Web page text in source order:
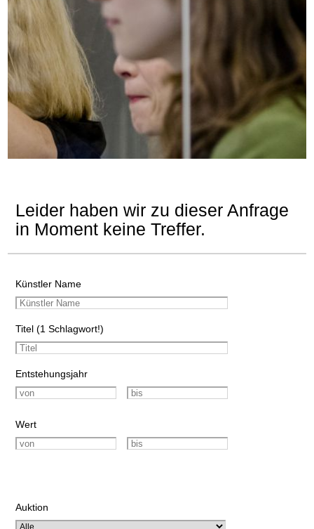
Leider haben wir zu dieser Anfrage
in Moment keine Treffer.
Künstler Name
Titel (1 Schlagwort!)
Entstehungsjahr
Wert
Auktion